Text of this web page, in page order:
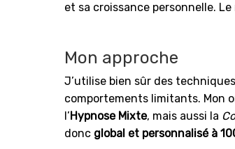
et sa croissance personnelle.
Mon approche
J’utilise bien sûr des
comportements limitants. Mon
l’Hypnose Mixte, mais aussi la
donc global et personnalisé à